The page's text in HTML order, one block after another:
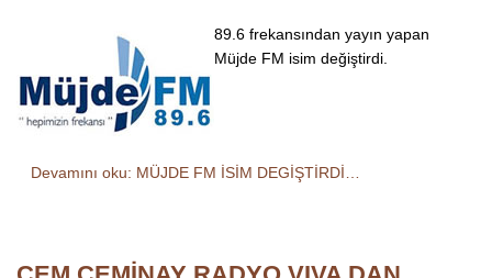
89.6 frekansından yayın yapan
Müjde FM isim değiştirdi.
Devamını oku: MÜJDE FM İSİM DEGİŞTİRDİ…